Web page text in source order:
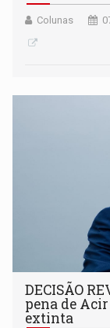
Colunas
DECISÃO
pena de
extinta